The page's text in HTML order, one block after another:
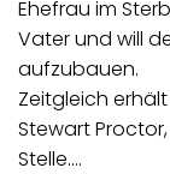
Ehefrau im
Vater und will
aufzubauen.
Zeitgleich
Stewart
Stelle.…